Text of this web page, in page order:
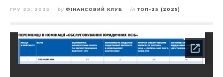
ГРУ 23, 2025 by ФІНАНСОВИЙ КЛУБ in ТОП-25 (2025)